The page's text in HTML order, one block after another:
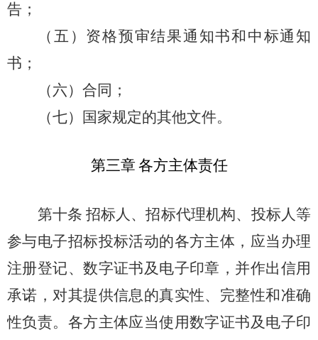
告；
（五）资格预审结果通知书和中标通知
书；
（六）合同；
（七）国家规定的其他文件。
第三章各方主体责任
第十条 招标人、招标代理机构、投标人等
参与电子招标投标活动的各方主体，应当办理
注册登记、数字证书及电子印章，并作出信用
承诺，对其提供信息的真实性、完整性和准确
性负责。各方主体应当使用数字证书及电子印